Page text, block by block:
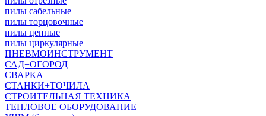
пилы сабельные
пилы торцовочные
пилы цепные
пилы циркулярные
ПНЕВМОИНСТРУМЕНТ
САД+ОГОРОД
СВАРКА
СТАНКИ+ТОЧИЛА
СТРОИТЕЛЬНАЯ ТЕХНИКА
ТЕПЛОВОЕ ОБОРУДОВАНИЕ